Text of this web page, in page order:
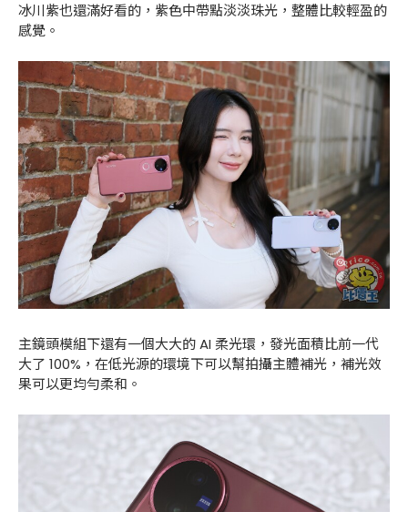
冰川紫也還滿好看的，紫色中帶點淡淡珠光，整體比較輕盈的
感覺。
主鏡頭模組下還有一個大大的 AI 柔光環，發光面積比前一代
大了 100%，在低光源的環境下可以幫拍攝主體補光，補光效
果可以更均勻柔和。